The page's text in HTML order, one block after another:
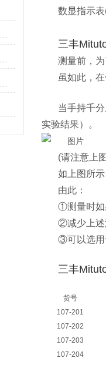
数显指示
三丰
测量前，
虽如此，
当手持千
实验结果）。
(请注意上
如上图所
由此：
①测量时如
②减少上述
③可以选用
三丰
货号
107-201
107-202
107-203
107-204